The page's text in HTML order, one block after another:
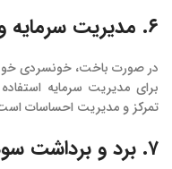
۶. مدیریت سرمایه و جلوگیری از ضرر
در صورت باخت، خونسردی خود
برای مدیریت سرمایه
تمرکز و مدیریت احساسات
۷. برد و برداشت سود